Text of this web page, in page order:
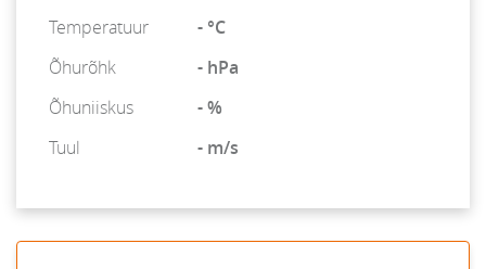
Temperatuur
- °C
Õhurõhk
- hPa
Õhuniiskus
- %
Tuul
- m/s